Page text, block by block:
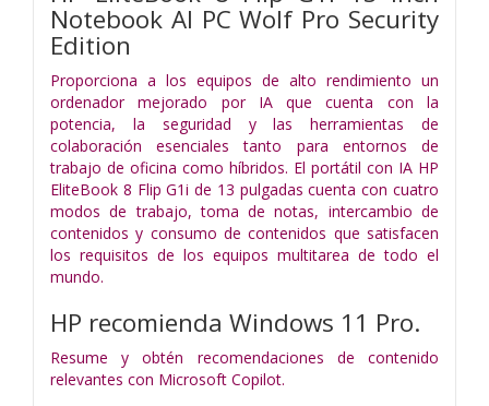
Notebook AI PC Wolf Pro Security
Edition
Proporciona a los equipos de alto rendimiento un
ordenador mejorado por IA que cuenta con la
potencia, la seguridad y las herramientas de
colaboración esenciales tanto para entornos de
trabajo de oficina como híbridos. El portátil con IA HP
EliteBook 8 Flip G1i de 13 pulgadas cuenta con cuatro
modos de trabajo, toma de notas, intercambio de
contenidos y consumo de contenidos que satisfacen
los requisitos de los equipos multitarea de todo el
mundo.
HP recomienda Windows 11 Pro.
Resume y obtén recomendaciones de contenido
relevantes con Microsoft Copilot.